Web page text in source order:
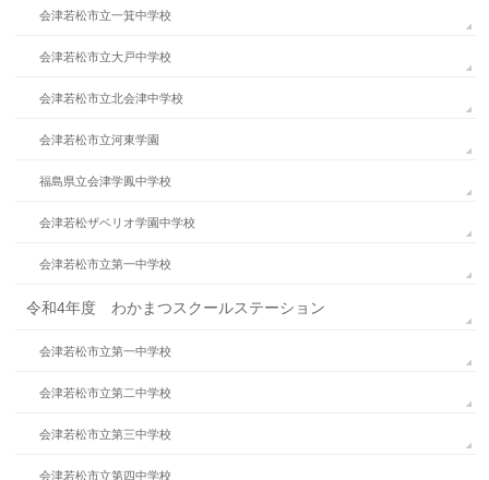
会津若松市立一箕中学校
会津若松市立大戸中学校
会津若松市立北会津中学校
会津若松市立河東学園
福島県立会津学鳳中学校
会津若松ザベリオ学園中学校
会津若松市立第一中学校
令和4年度 わかまつスクールステーション
会津若松市立第一中学校
会津若松市立第二中学校
会津若松市立第三中学校
会津若松市立第四中学校